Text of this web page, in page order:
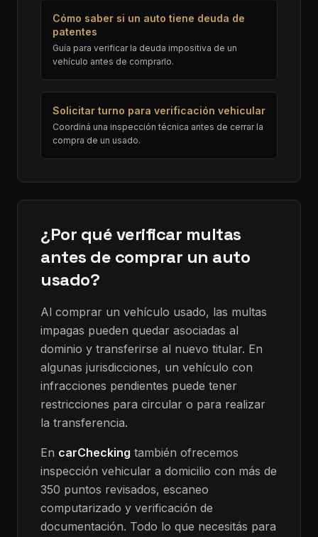
Cómo saber si un auto tiene deuda de
patentes
Guía para verificar la deuda impositiva de un
vehículo antes de comprarlo.
Solicitar turno para verificación vehicular
Coordiná una inspección técnica antes de cerrar la
compra de un usado.
¿Por qué verificar multas
antes de comprar un auto
usado?
Al comprar un vehículo usado, las multas
impagas pueden quedar asociadas al
dominio y transferirse al nuevo titular. En
algunas jurisdicciones, un vehículo con
infracciones pendientes puede tener
restricciones para circular o para realizar
la transferencia.
En carChecking también ofrecemos
inspección vehicular a domicilio con más de
350 puntos revisados, escaneo
computarizado y verificación de
documentación. Todo lo que necesitás para